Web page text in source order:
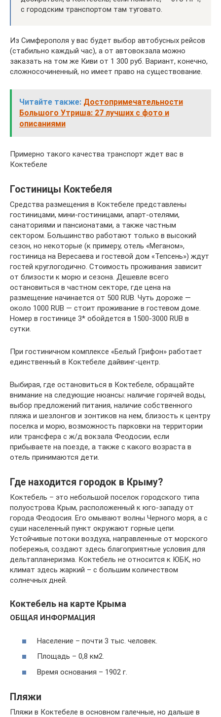
с городским транспортом там туговато.
Из Симферополя у вас будет выбор автобусных рейсов
(стабильно каждый час), а от автовокзала можно
заказать на том же Киви от 1 300 руб. Вариант, конечно,
сложносочиненный, но имеет право на существование.
Читайте также: Достопримечательности
Большого Утриша: 27 лучших с фото и
описаниями
Примерно такого качества транспорт ждет вас в
Коктебеле
Гостиницы Коктебеля
Средства размещения в Коктебеле представлены
гостиницами, мини-гостиницами, апарт-отелями,
санаториями и пансионатами, а также частным
сектором. Большинство работают только в высокий
сезон, но некоторые (к примеру, отель «Меганом»,
гостиница на Вересаева и гостевой дом «Тепсень») ждут
гостей круглогодично. Стоимость проживания зависит
от близости к морю и сезона. Дешевле всего
остановиться в частном секторе, где цена на
размещение начинается от 500 RUB. Чуть дороже —
около 1000 RUB — стоит проживание в гостевом доме.
Номер в гостинице 3* обойдется в 1500-3000 RUB в
сутки.
При гостиничном комплексе «Белый Грифон» работает
единственный в Коктебеле дайвинг-центр.
Выбирая, где остановиться в Коктебеле, обращайте
внимание на следующие нюансы: наличие горячей воды,
выбор предложений питания, наличие собственного
пляжа и шезлонгов и зонтиков на нем, близость к центру
поселка и морю, возможность парковки на территории
или трансфера с ж/д вокзала Феодосии, если
прибываете на поезде, а также с какого возраста в
отель принимаются дети.
Где находится городок в Крыму?
Коктебель – это небольшой поселок городского типа
полуострова Крым, расположенный к юго-западу от
города Феодосия. Его омывают волны Черного моря, а с
суши населенный пункт окружают горные цепи.
Устойчивые потоки воздуха, направленные от морского
побережья, создают здесь благоприятные условия для
дельтапланеризма. Коктебель не относится к ЮБК, но
климат здесь жаркий – с большим количеством
солнечных дней.
Коктебель на карте Крыма
ОБЩАЯ ИНФОРМАЦИЯ
Население – почти 3 тыс. человек.
Площадь – 0,8 км2.
Время основания – 1902 г.
Пляжи
Пляжи в Коктебеле в основном галечные, но дальше в